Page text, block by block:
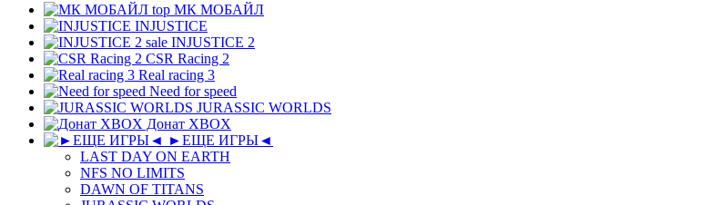
top МК MОБAЙЛ
INJUSTICE
sale INJUSTICE 2
CSR Racing 2
Real racing 3
Need for speed
JURASSIC WORLDS
Донат XBOX
►ЕЩЕ ИГРЫ◄
LAST DAY ON EARTH
NFS NO LIMITS
DAWN OF TITANS